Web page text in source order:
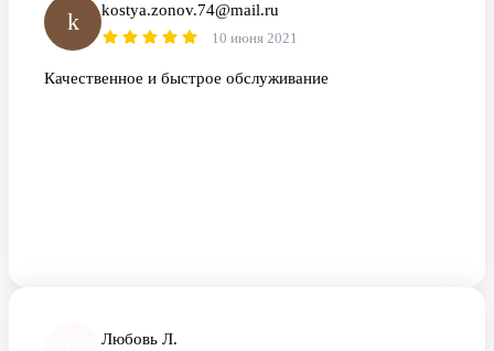
k kostya.zonov.74@mail.ru
10 июня 2021
Качественное и быстрое обслуживание
Любовь Л.